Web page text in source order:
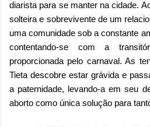
diarista para se manter na cidade.
solteira e sobrevivente de um
uma comunidade sob a constante
contentando-se com a
proporcionada pelo carnaval. As
Tieta descobre estar grávida e
a paternidade, levando-a em seu
aborto como única solução para